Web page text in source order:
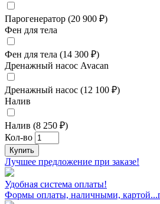
Парогенератор (20 900 ₽)
Фен для тела
Фен для тела (14 300 ₽)
Дренажный насос Avacan
Дренажный насос (12 100 ₽)
Налив
Налив (8 250 ₽)
Кол-во
Купить
Лучшее предложение при заказе!
Удобная система оплаты!
Формы оплаты, наличными,